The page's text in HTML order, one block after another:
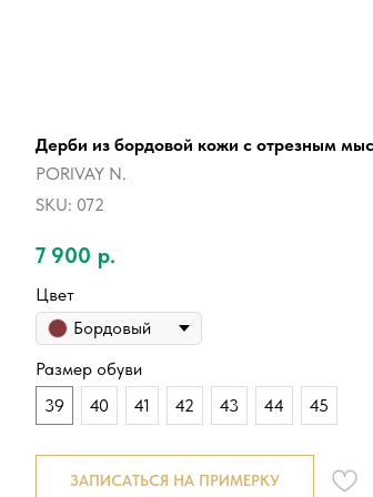
Дерби из бордовой кожи с отрезным
PORIVAY N.
SKU: 072
7 900 р.
Цвет
Бордовый
Размер обуви
39
40 41 42 43 44 45
ЗАПИСАТЬСЯ НА ПРИМЕРКУ